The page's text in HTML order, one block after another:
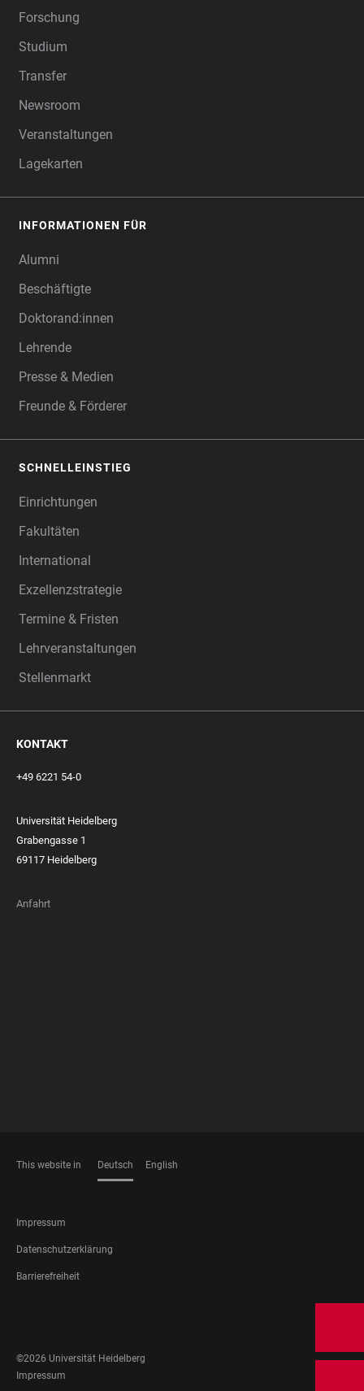
Forschung
Studium
Transfer
Newsroom
Veranstaltungen
Lagekarten
INFORMATIONEN FÜR
Alumni
Beschäftigte
Doktorand:innen
Lehrende
Presse & Medien
Freunde & Förderer
SCHNELLEINSTIEG
Einrichtungen
Fakultäten
International
Exzellenzstrategie
Termine & Fristen
Lehrveranstaltungen
Stellenmarkt
KONTAKT
+49 6221 54-0
Universität Heidelberg
Grabengasse 1
69117 Heidelberg
Anfahrt
This website in Deutsch English
FOOTER
LEGAL
Impressum
Datenschutzerklärung
Barrierefreiheit
MEDIA
©2026 Universität Heidelberg
FOOTER
Impressum